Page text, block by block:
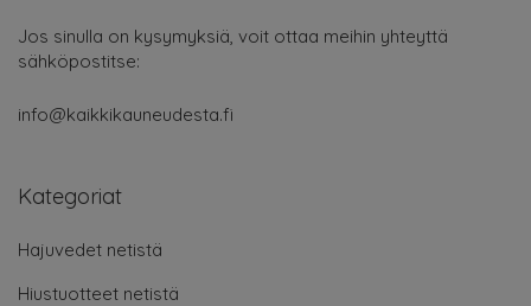
Jos sinulla on kysymyksiä, voit ottaa meihin yhteyttä
sähköpostitse:
info@kaikkikauneudesta.fi
Kategoriat
Hajuvedet netistä
Hiustuotteet netistä